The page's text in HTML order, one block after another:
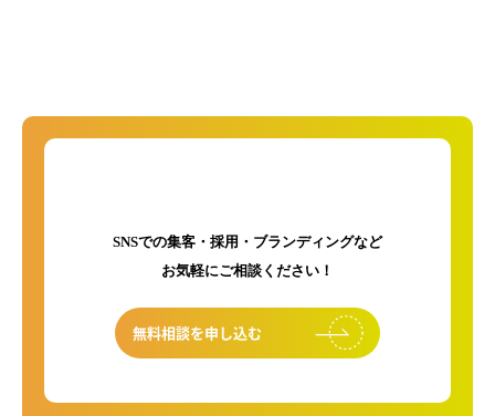
SNSでの集客・採用・ブランディングなど
お気軽にご相談ください！
無料相談を申し込む